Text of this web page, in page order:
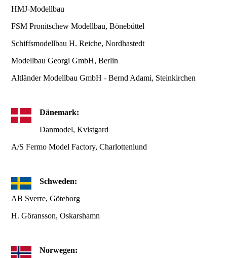
HMJ-Modellbau
FSM Pronitschew Modellbau, Bönebüttel
Schiffsmodellbau H. Reiche, Nordhastedt
Modellbau Georgi GmbH, Berlin
Altländer Modellbau GmbH - Bernd Adami, Steinkirchen
Dänemark:
Danmodel, Kvistgard
A/S Fermo Model Factory, Charlottenlund
Schweden:
AB Sverre, Göteborg
H. Göransson, Oskarshamn
Norwegen: